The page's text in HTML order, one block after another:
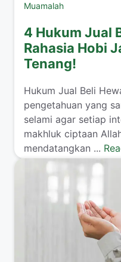
Muamalah
4 Hukum Jual
Rahasia Hobi
Tenang!
​Hukum Jual Beli
pengetahuan yang
selami agar setiap
makhluk ciptaan
mendatangkan ...